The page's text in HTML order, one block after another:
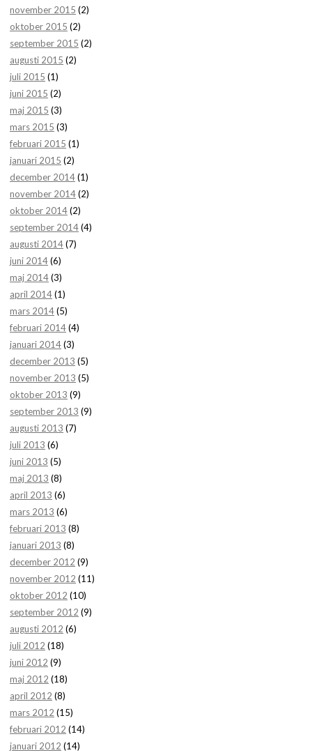
november 2015 (2)
oktober 2015 (2)
september 2015 (2)
augusti 2015 (2)
juli 2015 (1)
juni 2015 (2)
maj 2015 (3)
mars 2015 (3)
februari 2015 (1)
januari 2015 (2)
december 2014(1)
november 2014(2)
oktober 2014(2)
september 2014(4)
augusti 2014(7)
juni 2014(6)
maj 2014(3)
april 2014(1)
mars 2014(5)
februari 2014(4)
januari 2014(3)
december 2013 (5)
november 2013 (5)
oktober 2013 (9)
september 2013 (9)
augusti 2013 (7)
juli 2013 (6)
juni 2013 (5)
maj 2013 (8)
april 2013 (6)
mars 2013 (6)
februari 2013 (8)
januari 2013 (8)
december 2012 (9)
november 2012 (11)
oktober 2012 (10)
september 2012 (9)
augusti 2012 (6)
juli 2012 (18)
juni 2012 (9)
maj 2012 (18)
april 2012 (8)
mars 2012 (15)
februari 2012 (14)
januari 2012 (14)